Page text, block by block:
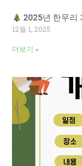
2025년 한무리
12월 1, 2025
더보기 »